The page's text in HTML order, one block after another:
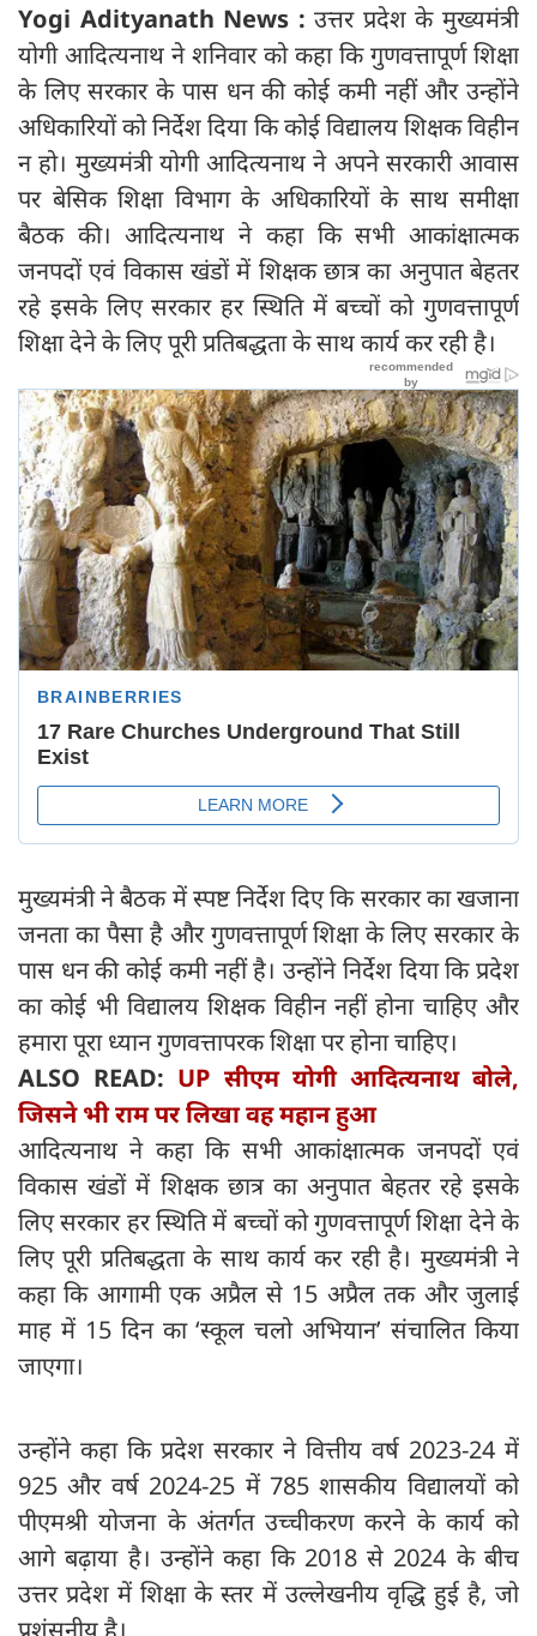
Yogi Adityanath News :उत्तर प्रदेश के मुख्यमंत्री
योगी आदित्यनाथ ने शनिवार को कहा कि गुणवत्तापूर्ण शिक्षा
के लिए सरकार के पास धन की कोई कमी नहीं और उन्होंने
अधिकारियों को निर्देश दिया कि कोई विद्यालय शिक्षक विहीन
न हो। मुख्यमंत्री योगी आदित्यनाथ ने अपने सरकारी आवास
पर बेसिक शिक्षा विभाग के अधिकारियों के साथ समीक्षा
बैठक की। आदित्यनाथ ने कहा कि सभी आकांक्षात्मक
जनपदों एवं विकास खंडों में शिक्षक छात्र का अनुपात बेहतर
रहे इसके लिए सरकार हर स्थिति में बच्चों को गुणवत्तापूर्ण
शिक्षा देने के लिए पूरी प्रतिबद्धता के साथ कार्य कर रही है।
मुख्यमंत्री ने बैठक में स्पष्ट निर्देश दिए कि सरकार का खजाना
जनता का पैसा है और गुणवत्तापूर्ण शिक्षा के लिए सरकार के
पास धन की कोई कमी नहीं है। उन्होंने निर्देश दिया कि प्रदेश
का कोई भी विद्यालय शिक्षक विहीन नहीं होना चाहिए और
हमारा पूरा ध्यान गुणवत्तापरक शिक्षा पर होना चाहिए।
ALSO READ: UP सीएम योगी आदित्यनाथ बोले,
जिसने भी राम पर लिखा वह महान हुआ
आदित्यनाथ ने कहा कि सभी आकांक्षात्मक जनपदों एवं
विकास खंडों में शिक्षक छात्र का अनुपात बेहतर रहे इसके
लिए सरकार हर स्थिति में बच्चों को गुणवत्तापूर्ण शिक्षा देने के
लिए पूरी प्रतिबद्धता के साथ कार्य कर रही है। मुख्यमंत्री ने
कहा कि आगामी एक अप्रैल से 15 अप्रैल तक और जुलाई
माह में 15 दिन का ‘स्कूल चलो अभियान’ संचालित किया
जाएगा।
उन्होंने कहा कि प्रदेश सरकार ने वित्तीय वर्ष 2023-24 में
925 और वर्ष 2024-25 में 785 शासकीय विद्यालयों को
पीएमश्री योजना के अंतर्गत उच्चीकरण करने के कार्य को
आगे बढ़ाया है। उन्होंने कहा कि 2018 से 2024 के बीच
उत्तर प्रदेश में शिक्षा के स्तर में उल्लेखनीय वृद्धि हुई है, जो